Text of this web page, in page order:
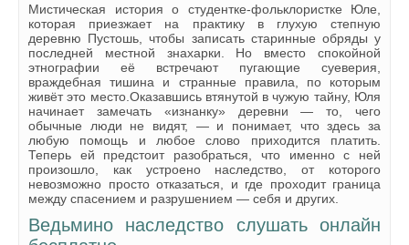
Мистическая история о студентке‑фольклористке Юле,
которая приезжает на практику в глухую степную
деревню Пустошь, чтобы записать старинные обряды у
последней местной знахарки. Но вместо спокойной
этнографии её встречают пугающие суеверия,
враждебная тишина и странные правила, по которым
живёт это место.Оказавшись втянутой в чужую тайну, Юля
начинает замечать «изнанку» деревни — то, чего
обычные люди не видят, — и понимает, что здесь за
любую помощь и любое слово приходится платить.
Теперь ей предстоит разобраться, что именно с ней
произошло, как устроено наследство, от которого
невозможно просто отказаться, и где проходит граница
между спасением и разрушением — себя и других.
Ведьмино наследство слушать онлайн